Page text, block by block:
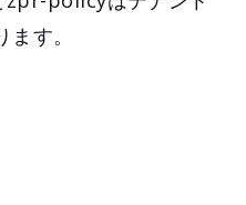
す。